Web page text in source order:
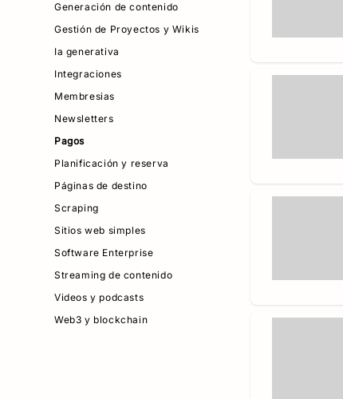
Generación de contenido
Gestión de Proyectos y Wikis
Ia generativa
Integraciones
Membresias
Newsletters
Pagos
Planificación y reserva
Páginas de destino
Scraping
Sitios web simples
Software Enterprise
Streaming de contenido
Videos y podcasts
Web3 y blockchain